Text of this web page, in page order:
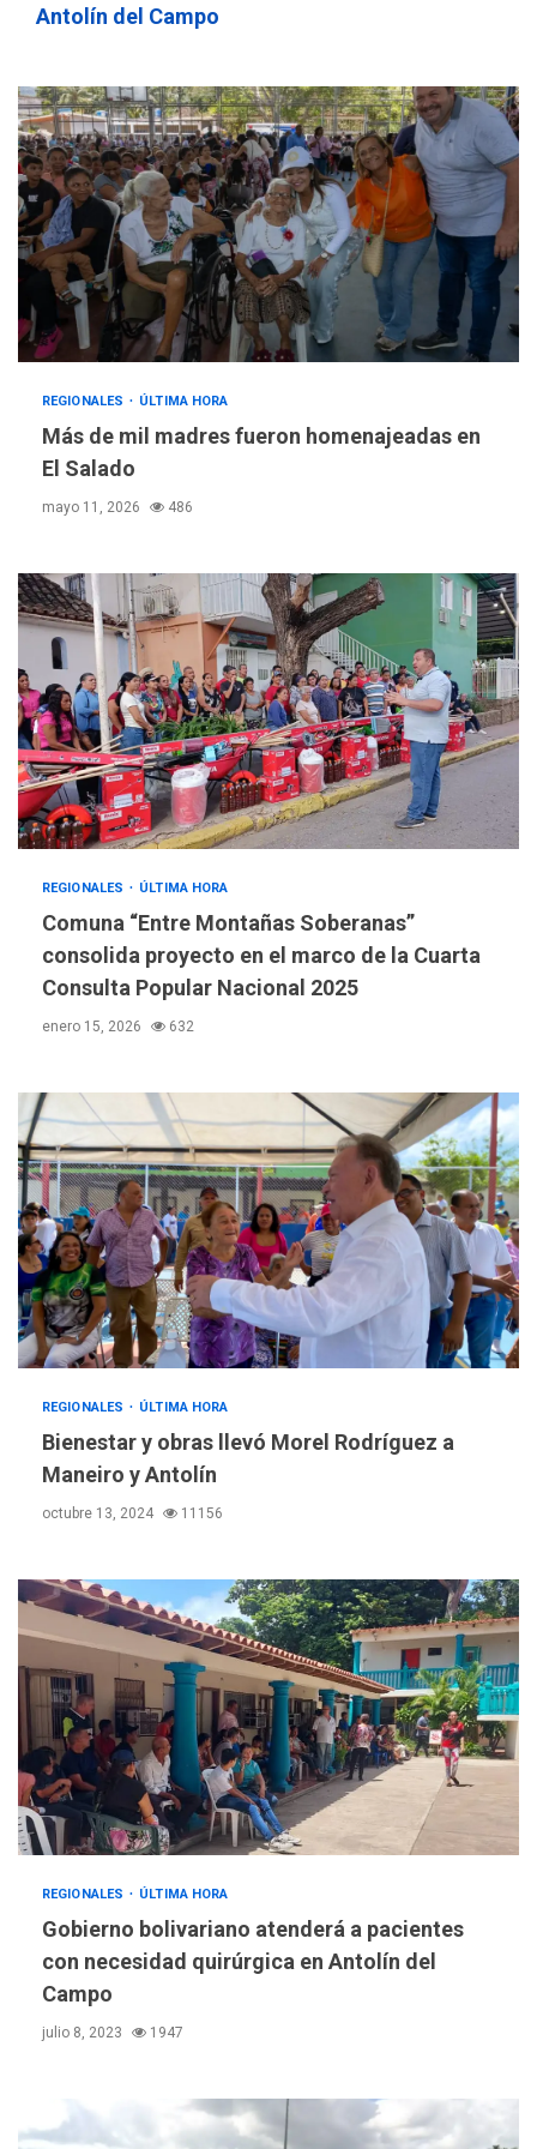
Antolín del Campo
REGIONALES ÚLTIMA HORA
Más de mil madres fueron homenajeadas en
El Salado
mayo 11, 2026 486
REGIONALES ÚLTIMA HORA
Comuna “Entre Montañas Soberanas”
consolida proyecto en el marco de la Cuarta
Consulta Popular Nacional 2025
enero 15, 2026 632
REGIONALES ÚLTIMA HORA
Bienestar y obras llevó Morel Rodríguez a
Maneiro y Antolín
octubre 13, 2024 11156
REGIONALES ÚLTIMA HORA
Gobierno bolivariano atenderá a pacientes
con necesidad quirúrgica en Antolín del
Campo
julio 8, 2023 1947